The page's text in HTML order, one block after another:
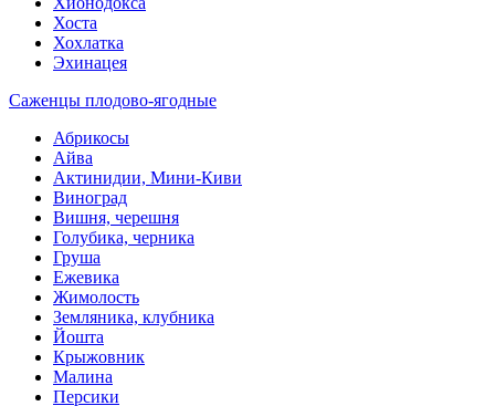
Хоста
Хохлатка
Эхинацея
Саженцы плодово-ягодные
Абрикосы
Айва
Актинидии, Мини-Киви
Виноград
Вишня, черешня
Голубика, черника
Груша
Ежевика
Жимолость
Земляника, клубника
Йошта
Крыжовник
Малина
Персики